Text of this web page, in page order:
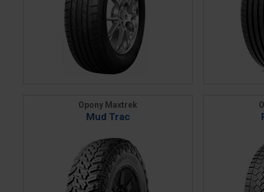
Opony Maxtrek
Mud Trac